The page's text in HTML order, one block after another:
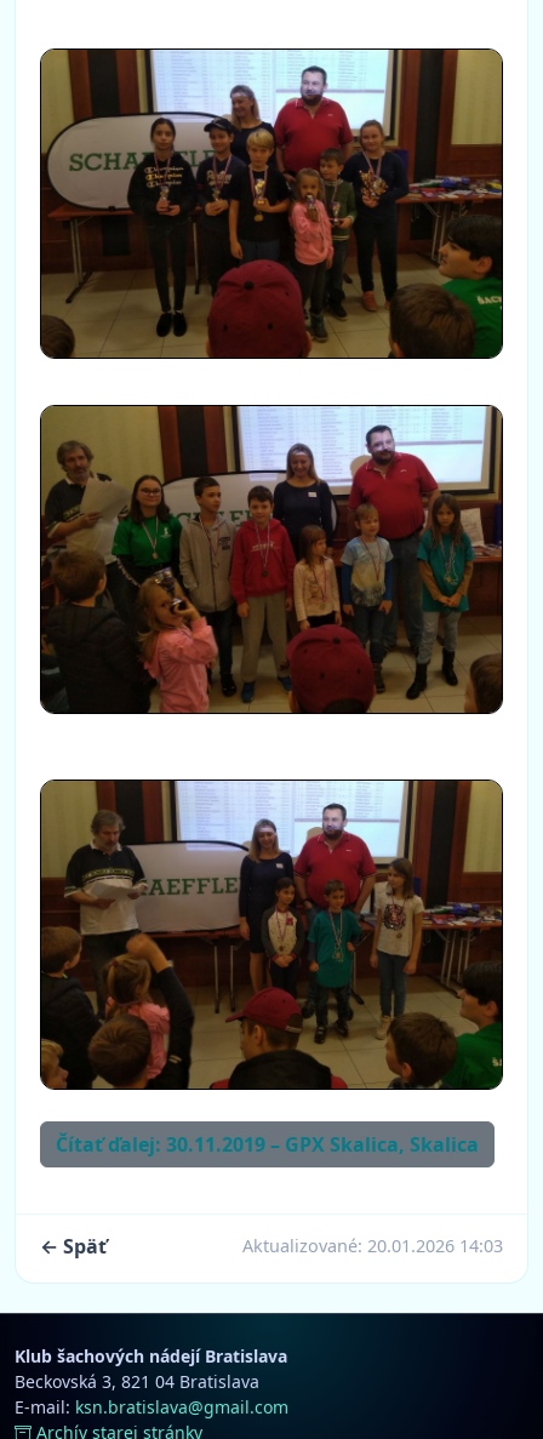
Čítať ďalej: 30.11.2019 – GPX Skalica, Skalica
← Späť Aktualizované: 20.01.2026 14:03
Klub šachových nádejí Bratislava
Beckovská 3, 821 04 Bratislava
E-mail: ksn.bratislava@gmail.com
Archív starej stránky